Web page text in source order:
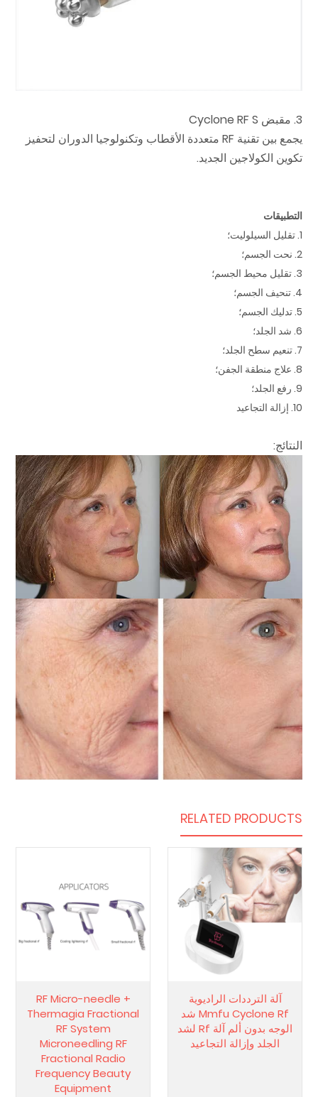
3. مقبض Cyclone RF S
يجمع بين تقنية RF متعددة الأقطاب وتكنولوجيا الدوران لتحفيز
تكوين الكولاجين الجديد.
التطبيقات
1. تقليل السيلوليت؛
2. نحت الجسم؛
3. تقليل محيط الجسم؛
4. تنحيف الجسم؛
5. تدليك الجسم؛
6. شد الجلد؛
7. تنعيم سطح الجلد؛
8. علاج منطقة الجفن؛
9. رفع الجلد؛
10. إزالة التجاعيد
النتائج:
RELATED PRODUCTS
آلة الترددات الراديوية
Mmfu Cyclone Rf شد
الوجه بدون ألم آلة Rf لشد
الجلد وإزالة التجاعيد
RF Micro-needle +
Thermagia Fractional
RF System
Microneedling RF
Fractional Radio
Frequency Beauty
Equipment